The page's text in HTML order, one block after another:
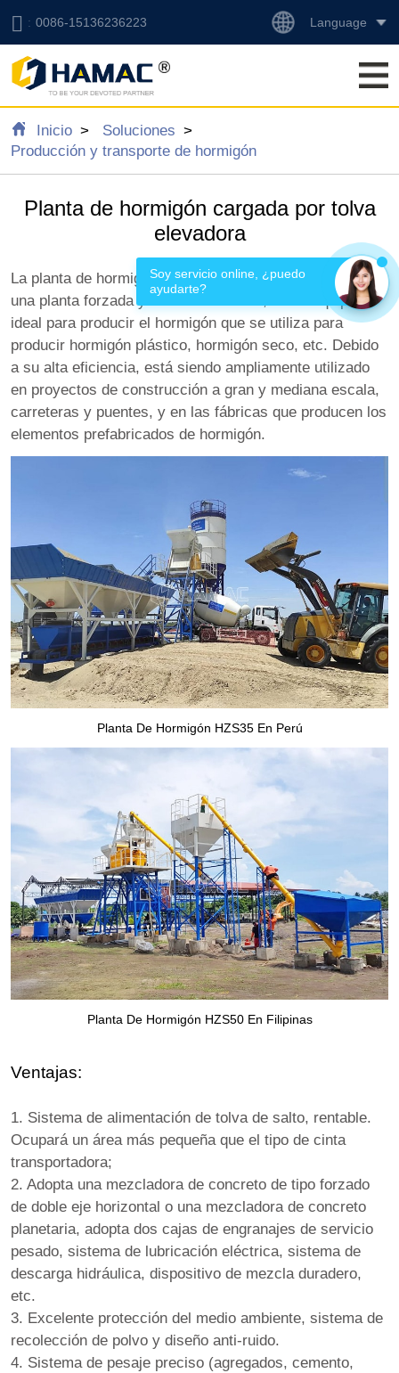
0086-15136236223 Language
Inicio
Soluciones
Producción y transporte de hormigón
Planta de hormigón cargada por tolva
elevadora
La planta de hormigón cargada por tolva elevadora es
una planta forzada y de alta eficiencia, es un equipo
ideal para producir el hormigón que se utiliza para
producir hormigón plástico, hormigón seco, etc. Debido
a su alta eficiencia, está siendo ampliamente utilizado
en proyectos de construcción a gran y mediana escala,
carreteras y puentes, y en las fábricas que producen los
elementos prefabricados de hormigón.
Planta De Hormigón HZS35 En Perú
Planta De Hormigón HZS50 En Filipinas
Ventajas:
1. Sistema de alimentación de tolva de salto, rentable.
Ocupará un área más pequeña que el tipo de cinta
transportadora;
2. Adopta una mezcladora de concreto de tipo forzado
de doble eje horizontal o una mezcladora de concreto
planetaria, adopta dos cajas de engranajes de servicio
pesado, sistema de lubricación eléctrica, sistema de
descarga hidráulica, dispositivo de mezcla duradero,
etc.
3. Excelente protección del medio ambiente, sistema de
recolección de polvo y diseño anti-ruido.
4. Sistema de pesaje preciso (agregados, cemento,
Soy servicio online, ¿puedo
ayudarte?